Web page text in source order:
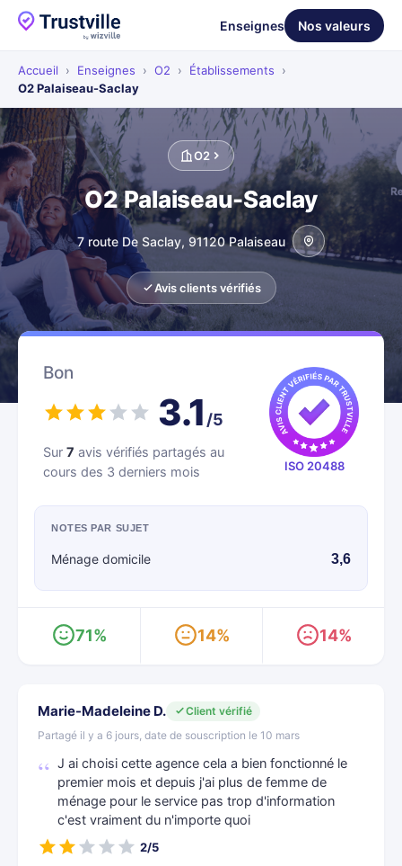
Enseignes Nos valeurs
Accueil › Enseignes › O2 › Établissements
›
O2 Palaiseau-Saclay
O2
O2 Palaiseau-Saclay
7 route De Saclay, 91120 Palaiseau
Avis clients vérifiés
Bon
3.1 /5
Sur 7 avis vérifiés partagés au
cours des 3 derniers mois
ISO 20488
NOTES PAR SUJET
Ménage domicile 3,6
71% 14% 14%
Marie-Madeleine D.
Client vérifié
Partagé il y a 6 jours, date de souscription le 10 mars
J ai choisi cette agence cela a bien fonctionné le
premier mois et depuis j'ai plus de femme de
ménage pour le service pas trop d'information
c'est vraiment du n'importe quoi
2/5